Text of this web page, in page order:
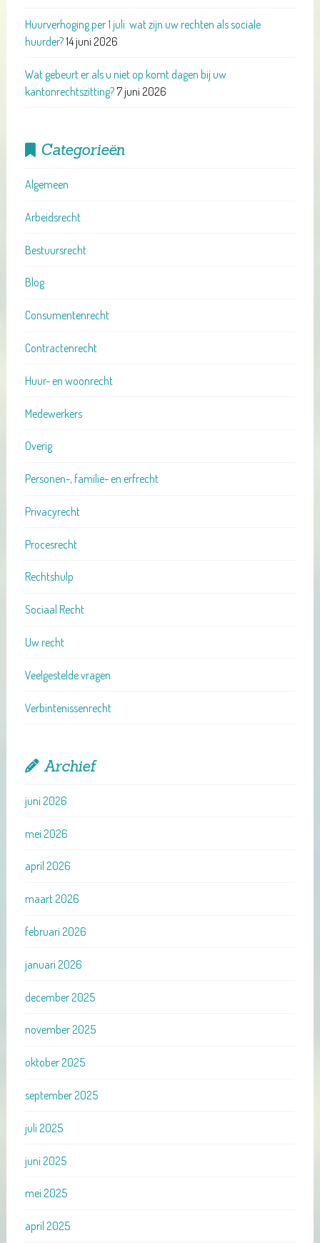
Huurverhoging per 1 juli: wat zijn uw rechten als sociale
huurder?14 juni 2026
Wat gebeurt er als u niet op komt dagen bij uw
kantonrechtszitting?7 juni 2026
Categorieën
Algemeen
Arbeidsrecht
Bestuursrecht
Blog
Consumentenrecht
Contractenrecht
Huur- en woonrecht
Medewerkers
Overig
Personen-, familie- en erfrecht
Privacyrecht
Procesrecht
Rechtshulp
Sociaal Recht
Uw recht
Veelgestelde vragen
Verbintenissenrecht
Archief
juni 2026
mei 2026
april 2026
maart 2026
februari 2026
januari 2026
december 2025
november 2025
oktober 2025
september 2025
juli 2025
juni 2025
mei 2025
april 2025